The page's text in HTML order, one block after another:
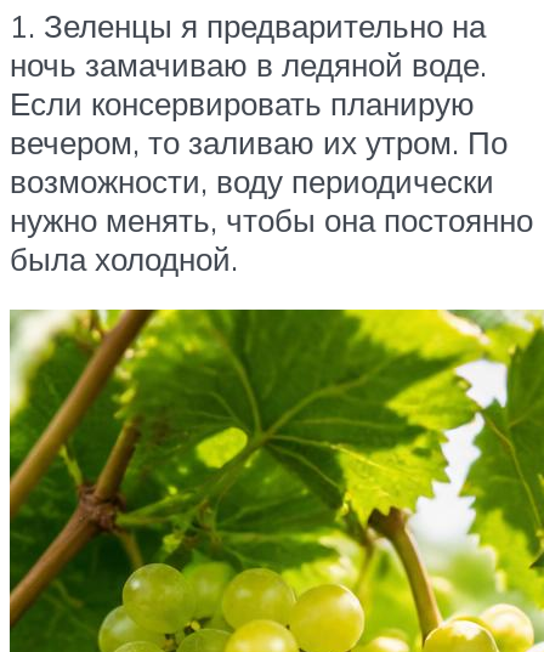
1. Зеленцы я предварительно на
ночь замачиваю в ледяной воде.
Если консервировать планирую
вечером, то заливаю их утром. По
возможности, воду периодически
нужно менять, чтобы она постоянно
была холодной.